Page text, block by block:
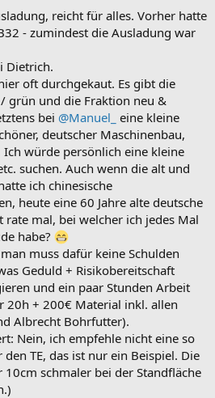
nur ein Nebenwerkzeug ist, dass ich
Tischkreissäge oder Oberfräse
reicht für alles. Vorher hatte
- zumindest die Ausladung war
Dietrich.
oft durchgekaut. Es gibt die
grün und die Fraktion neu &
bei @Manuel_ eine kleine
deutscher Maschinenbau,
Ich würde persönlich eine kleine
suchen. Auch wenn die alt und
ich chinesische
heute eine 60 Jahre alte deutsche
rate mal, bei welcher ich jedes Mal
habe?
muss dafür keine Schulden
Geduld + Risikobereitschaft
und ein paar Stunden Arbeit
20h + 200€ Material inkl. allen
Albrecht Bohrfutter).
Nein, ich empfehle nicht eine so
TE, das ist nur ein Beispiel. Die
schmaler bei der Standfläche